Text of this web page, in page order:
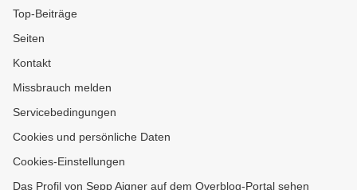
Top-Beiträge
Seiten
Kontakt
Missbrauch melden
Servicebedingungen
Cookies und persönliche Daten
Cookies-Einstellungen
Das Profil von Sepp Aigner auf dem Overblog-Portal sehen